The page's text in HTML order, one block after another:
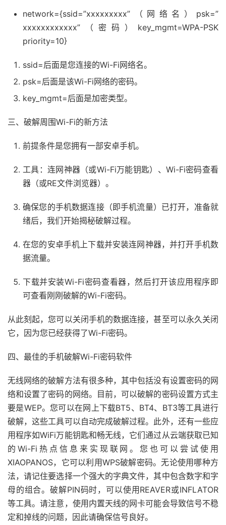
network={ssid=”xxxxxxxxx”（网络名）psk=”
xxxxxxxxxxxx”（密码）key_mgmt=WPA-PSK
priority=10}
ssid=后面是您连接的Wi-Fi网络名。
psk=后面是该Wi-Fi网络的密码。
key_mgmt=后面是加密类型。
三、破解周围Wi-Fi的新方法
前提条件是您拥有一部安卓手机。
工具：连网神器（或Wi-Fi万能钥匙）、Wi-Fi密码查看
器（或RE文件浏览器）。
确保您的手机数据连接（即手机流量）已打开，准备就
绪后，我们开始揭秘破解过程。
在您的安卓手机上下载并安装连网神器，并打开手机数
据流量。
下载并安装Wi-Fi密码查看器，然后打开该应用程序即
可查看刚刚破解的Wi-Fi密码。
从此刻起，您可以关闭手机的数据连接，甚至可以永久关闭
它，因为您已经获得了Wi-Fi密码。
四、最佳的手机破解Wi-Fi密码软件
无线网络的破解方法有很多种，其中包括没有设置密码的网
络和设置了密码的网络。目前，可以破解的密码设置方式主
要是WEP。您可以在网上下载BT5、BT4、BT3等工具进行
破解，这些工具可以自动完成破解过程。此外，还有一些应
用程序如WiFi万能钥匙和畅无线，它们通过从云端获取已知
的Wi-Fi热点信息来实现联网。您也可以尝试使用
XIAOPANOS，它可以利用WPS破解密码。无论使用哪种方
法，请记住要选择一个强大的字典文件，其中包含数字和字
母的组合。破解PIN码时，可以使用REAVER或INFLATOR
等工具。请注意，使用内置天线的网卡可能会导致信号不稳
定和掉线的问题，因此请确保信号良好。